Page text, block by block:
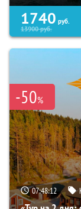
1740 руб.
13900руб.
-50%
07:48:11